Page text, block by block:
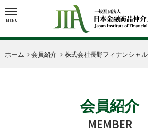
MENU
ホーム 会員紹介 株式会社長野フィナンシャル
会員紹介
MEMBER